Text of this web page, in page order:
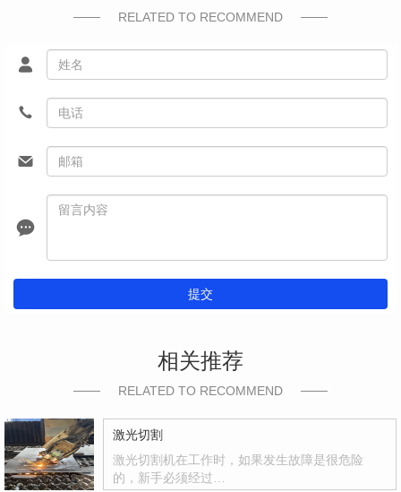
RELATED TO RECOMMEND
提交
相关推荐
RELATED TO RECOMMEND
激光切割
激光切割机在工作时，如果发生故障是很危险
的，新手必须经过…